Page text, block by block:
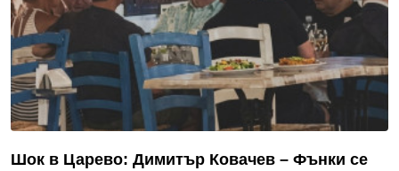
Шок в Царево: Димитър Ковачев – Фънки се